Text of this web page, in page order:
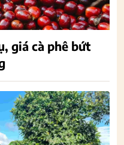
giá cà phê bứt